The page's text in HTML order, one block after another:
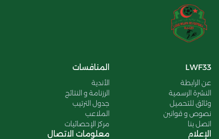
LWF33
عن الرابطة
النشرة الرسمية
وثائق للتحميل
نصوص و قوانين
اتصل بنا
المنافسات
الأندية
الرزنامة و النتائج
جدول الترتيب
الملاعب
مركز الإحصائيات
الإعلام معلومات الاتصال